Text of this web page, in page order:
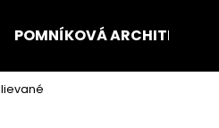
POMNÍKOVÁ ARCHITEKTÚRA
nájsť?